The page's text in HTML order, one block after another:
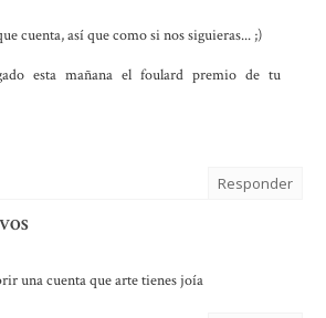
cuenta, así que como si nos siguieras... ;)
esta mañana el foulard premio de tu
Responder
una cuenta que arte tienes joía